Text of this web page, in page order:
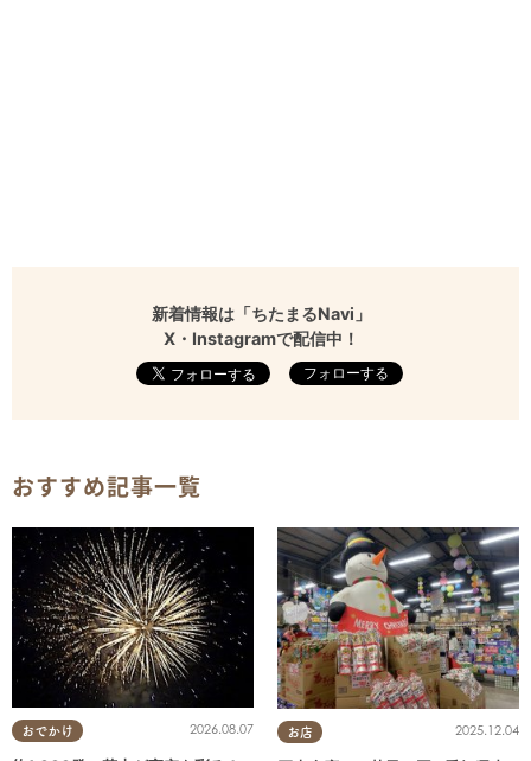
新着情報は「ちたまるNavi」
X・Instagramで配信中！
フォローする
おすすめ記事一覧
おでかけ 2026.08.07 お店 2025.12.04